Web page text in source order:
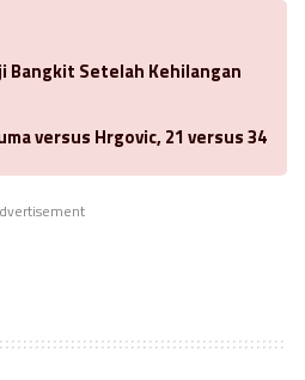
Bangkit Setelah Kehilangan
versus Hrgovic, 21 versus 34